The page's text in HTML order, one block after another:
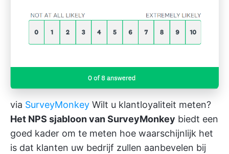
via SurveyMonkey Wilt u klantloyaliteit meten?
Het NPS sjabloon van SurveyMonkey biedt een
goed kader om te meten hoe waarschijnlijk het
is dat klanten uw bedrijf zullen aanbevelen bij